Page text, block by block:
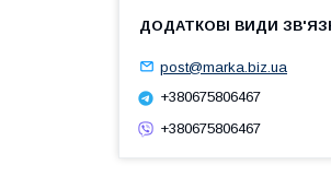
post@marka.biz.ua
+380675806467
+380675806467